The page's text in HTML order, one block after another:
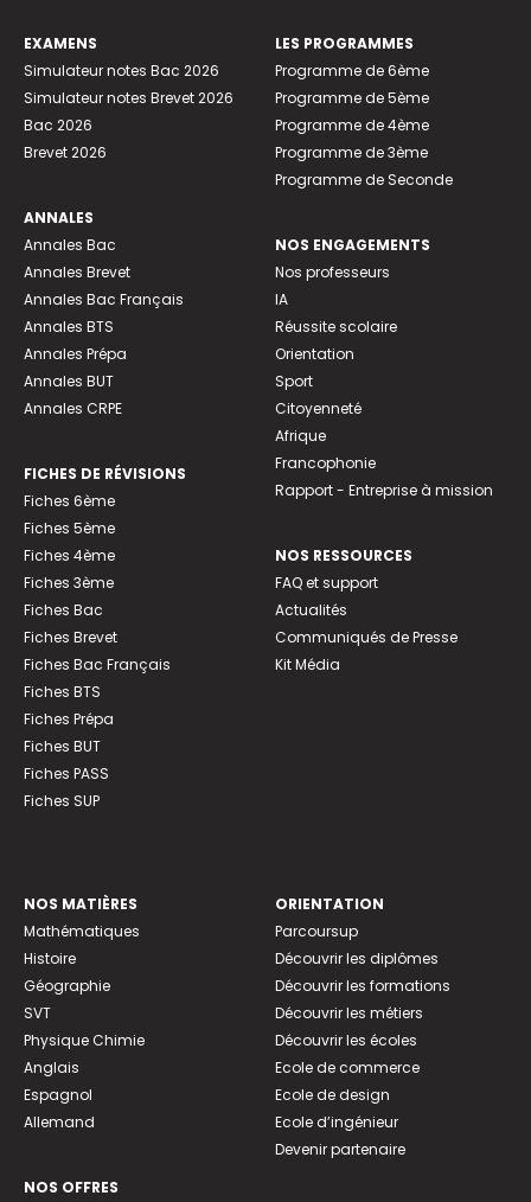
EXAMENS
Simulateur notes Bac 2026
Simulateur notes Brevet 2026
Bac 2026
Brevet 2026
ANNALES
Annales Bac
Annales Brevet
Annales Bac Français
Annales BTS
Annales Prépa
Annales BUT
Annales CRPE
FICHES DE RÉVISIONS
Fiches 6ème
Fiches 5ème
Fiches 4ème
Fiches 3ème
Fiches Bac
Fiches Brevet
Fiches Bac Français
Fiches BTS
Fiches Prépa
Fiches BUT
Fiches PASS
Fiches SUP
LES PROGRAMMES
Programme de 6ème
Programme de 5ème
Programme de 4ème
Programme de 3ème
Programme de Seconde
NOS ENGAGEMENTS
Nos professeurs
IA
Réussite scolaire
Orientation
Sport
Citoyenneté
Afrique
Francophonie
Rapport - Entreprise à mission
NOS RESSOURCES
FAQ et support
Actualités
Communiqués de Presse
Kit Média
NOS MATIÈRES
Mathématiques
Histoire
Géographie
SVT
Physique Chimie
Anglais
Espagnol
Allemand
NOS OFFRES
ORIENTATION
Parcoursup
Découvrir les diplômes
Découvrir les formations
Découvrir les métiers
Découvrir les écoles
Ecole de commerce
Ecole de design
Ecole d’ingénieur
Devenir partenaire